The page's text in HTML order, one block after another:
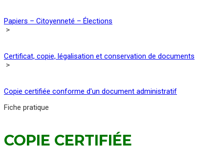
Papiers – Citoyenneté – Élections
>
Certificat, copie, légalisation et conservation de documents
>
Copie certifiée conforme d'un document administratif
Fiche pratique
COPIE CERTIFIÉE